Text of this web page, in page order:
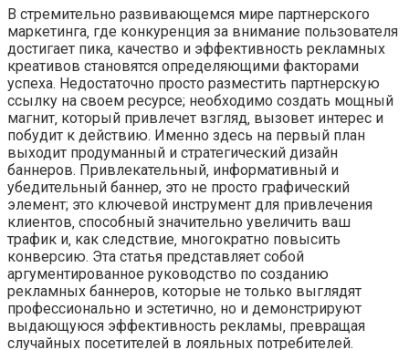
В стремительно развивающемся мире партнерского
маркетинга‚ где конкуренция за внимание пользователя
достигает пика‚ качество и эффективность рекламных
креативов становятся определяющими факторами
успеха. Недостаточно просто разместить партнерскую
ссылку на своем ресурсе; необходимо создать мощный
магнит‚ который привлечет взгляд‚ вызовет интерес и
побудит к действию. Именно здесь на первый план
выходит продуманный и стратегический дизайн
баннеров. Привлекательный‚ информативный и
убедительный баннер, это не просто графический
элемент; это ключевой инструмент для привлечения
клиентов‚ способный значительно увеличить ваш
трафик и‚ как следствие‚ многократно повысить
конверсию. Эта статья представляет собой
аргументированное руководство по созданию
рекламных баннеров‚ которые не только выглядят
профессионально и эстетично‚ но и демонстрируют
выдающуюся эффективность рекламы‚ превращая
случайных посетителей в лояльных потребителей.